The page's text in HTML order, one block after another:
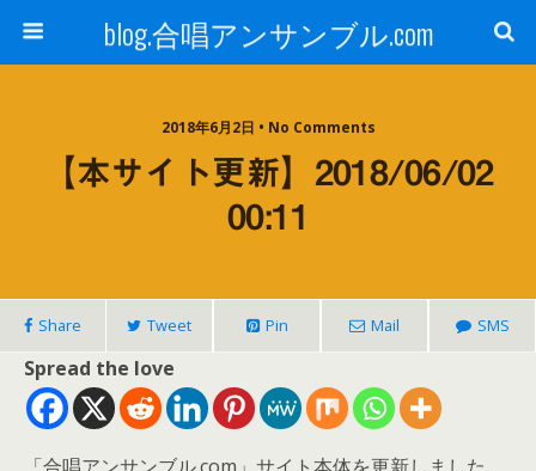
blog.合唱アンサンブル.com
2018年6月2日 • No Comments
【本サイト更新】2018/06/02
00:11
Share Tweet Pin Mail SMS
Spread the love